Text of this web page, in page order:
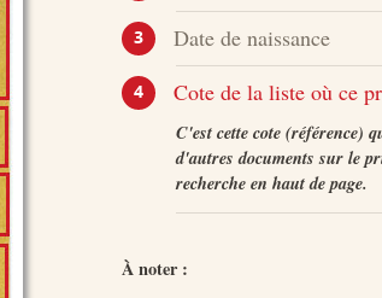
3 Date de naissance
4 Cote de la liste où ce
C'est cette cote (référence)
d'autres documents sur le
recherche en haut de page.
À noter :